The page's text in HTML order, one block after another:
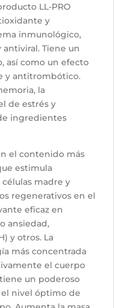
LL-PRO
y
inmunológico,
Tiene un
así como un efecto
y antitrombótico.
la
de estrés y
ingredientes
el contenido más
estimula
madre y
regenerativos en el
eficaz en
ansiedad,
y otros. La
más concentrada
el cuerpo
un poderoso
nivel óptimo de